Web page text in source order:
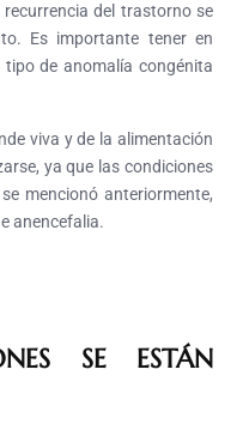
del trastorno se
Es importante tener en
de anomalía congénita
viva y de la alimentación
ya que las condiciones
mencionó anteriormente,
anencefalia.
SE ESTÁN